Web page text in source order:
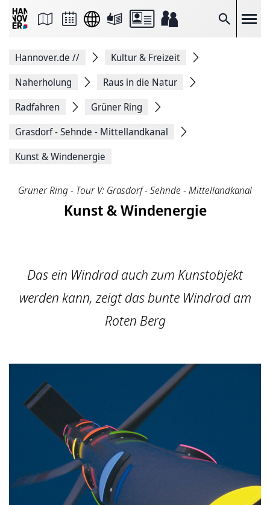
Suche
Seite
Facebook
teilen
Seitenlink
Seite
Hannover.de //
Kultur & Freizeit
Naherholung
Raus in die Natur
Radfahren
Grüner Ring
Grasdorf - Sehnde - Mittellandkanal
Kunst & Windenergie
Grüner Ring - Tour V: Grasdorf - Sehnde - Mittellandkanal
Kunst & Windenergie
Das ein Windrad auch zum Kunstobjekt
werden kann, zeigt das bunte Windrad am
Roten Berg